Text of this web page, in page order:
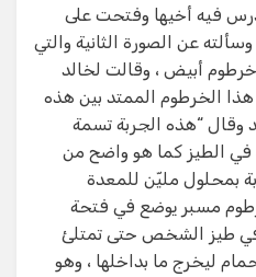
فيه أخيها وفتحت على
عن الصورة الثانية والتي
أبيض ، وقالت لخالد
الخرطوم الممتد بين هذه
وقال “هذه الجربة تسمة
في الطيز كما هو واضح من
بمحلول مليّن للمعدة
مسبر يوضع في فتحة
في طيز الشخص حتى تمتلئ
ليخرج ما بداخلها ، وهو